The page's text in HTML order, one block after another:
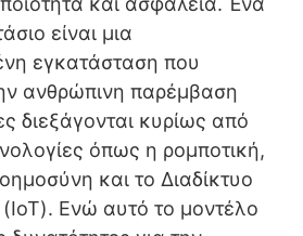
είναι μια
εγκατάσταση που
ανθρώπινη παρέμβαση
διεξάγονται κυρίως από
όπως η ρομποτική,
και το Διαδίκτυο
Ενώ αυτό το μοντέλο